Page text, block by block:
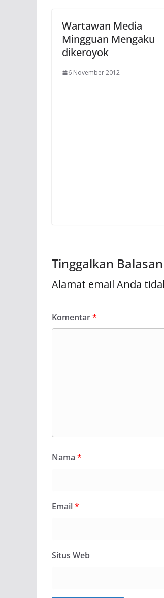
Wartawan Media
Mingguan Mengaku
dikeroyok
6 November 2012
Tinggalkan Balasan
Alamat email Anda
Komentar*
Nama *
Email*
Situs Web